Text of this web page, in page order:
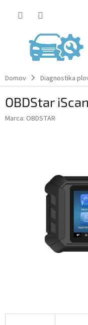
Domov Diagnostika
OBDStar
Marca: OBDSTAR